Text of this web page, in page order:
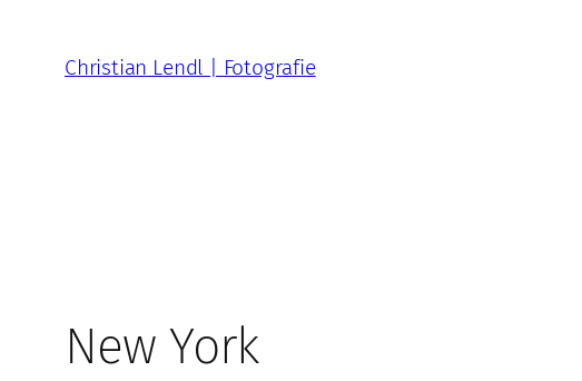
springen
Christian Lendl | Fotografie
New York